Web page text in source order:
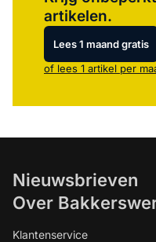
artikelen.
Lees 1 maand gratis
of lees 1 artikel per
Nieuwsbrieven
Over
Klantenservice